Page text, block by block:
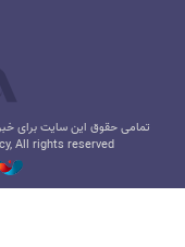
تمامی حقوق این سایت برای
All rights reserved